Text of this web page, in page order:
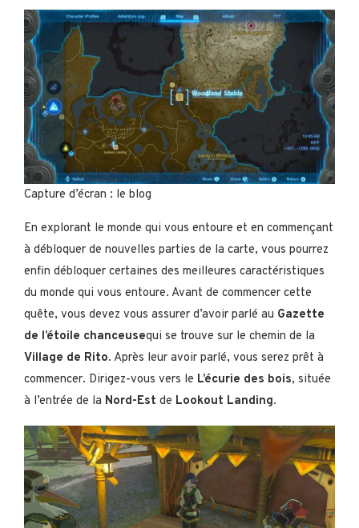
Capture d’écran : le blog
En explorant le monde qui vous entoure et en commençant
à débloquer de nouvelles parties de la carte, vous pourrez
enfin débloquer certaines des meilleures caractéristiques
du monde qui vous entoure. Avant de commencer cette
quête, vous devez vous assurer d’avoir parlé au Gazette
de l’étoile chanceusequi se trouve sur le chemin de la
Village de Rito. Après leur avoir parlé, vous serez prêt à
commencer. Dirigez-vous vers le L’écurie des bois, située
à l’entrée de la Nord-Est de Lookout Landing.